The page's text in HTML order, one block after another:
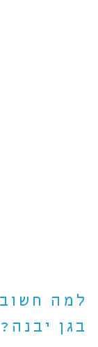
למה חשוב
בגן יבנה?